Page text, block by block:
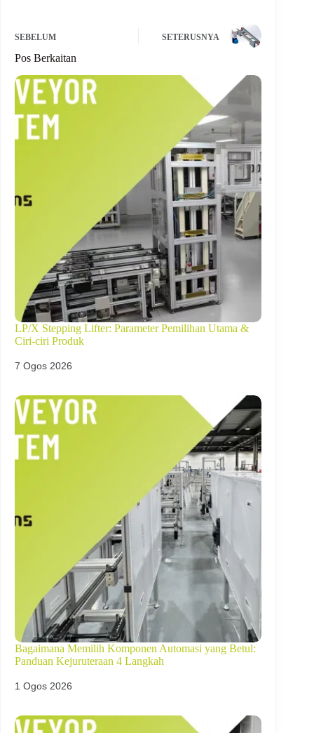
SEBELUM SETERUSNYA
Pos Berkaitan
LP/X Stepping Lifter: Parameter Pemilihan Utama &
Ciri-ciri Produk
7 Ogos 2026
Bagaimana Memilih Komponen Automasi yang Betul:
Panduan Kejuruteraan 4 Langkah
1 Ogos 2026